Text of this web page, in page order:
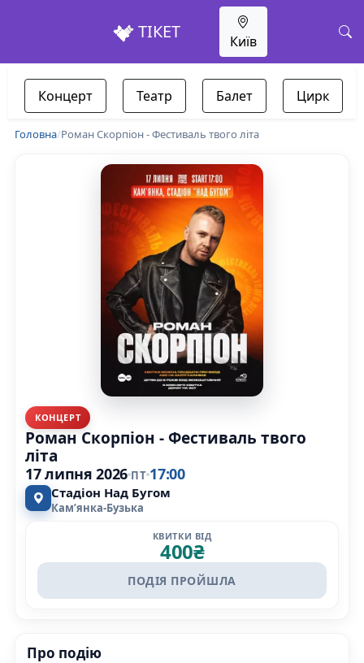
ТІКЕТ Київ
Концерт Театр Балет Цирк
Головна/Роман Скорпіон - Фестиваль твого літа
КОНЦЕРТ
Роман Скорпіон - Фестиваль твого
літа
17 липня 2026 ПТ 17:00
Стадіон Над Бугом
Камʼянка-Бузька
КВИТКИ ВІД
400₴
ПОДІЯ ПРОЙШЛА
Про подію